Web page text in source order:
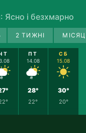
: Ясно і безхмарно
2 ТИЖНІ
ПТ
14.08
28°
22°
СБ
15.08
30°
20°